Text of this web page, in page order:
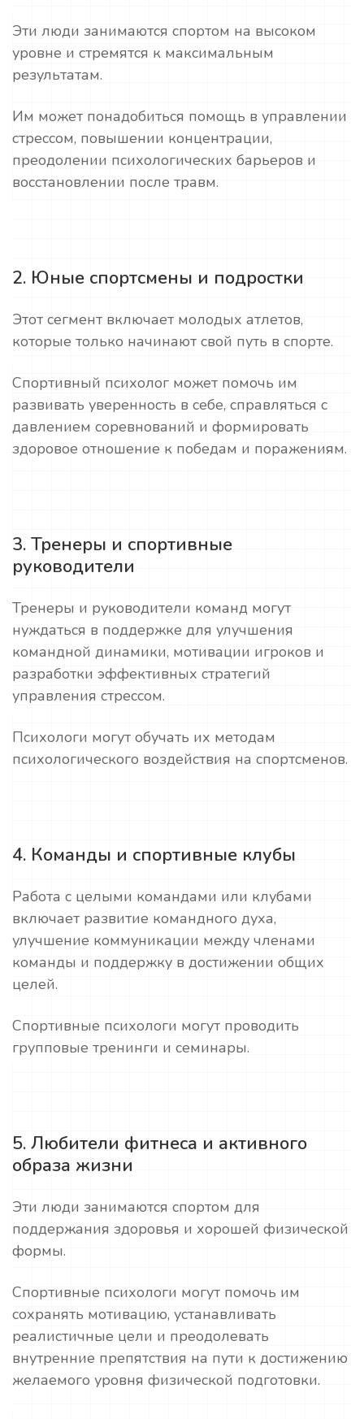
Эти люди занимаются спортом на высоком
уровне и стремятся к максимальным
результатам.
Им может понадобиться помощь в управлении
стрессом, повышении концентрации,
преодолении психологических барьеров и
восстановлении после травм.
2. Юные спортсмены и подростки
Этот сегмент включает молодых атлетов,
которые только начинают свой путь в спорте.
Спортивный психолог может помочь им
развивать уверенность в себе, справляться с
давлением соревнований и формировать
здоровое отношение к победам и поражениям.
3. Тренеры и спортивные
руководители
Тренеры и руководители команд могут
нуждаться в поддержке для улучшения
командной динамики, мотивации игроков и
разработки эффективных стратегий
управления стрессом.
Психологи могут обучать их методам
психологического воздействия на спортсменов.
4. Команды и спортивные клубы
Работа с целыми командами или клубами
включает развитие командного духа,
улучшение коммуникации между членами
команды и поддержку в достижении общих
целей.
Спортивные психологи могут проводить
групповые тренинги и семинары.
5. Любители фитнеса и активного
образа жизни
Эти люди занимаются спортом для
поддержания здоровья и хорошей физической
формы.
Спортивные психологи могут помочь им
сохранять мотивацию, устанавливать
реалистичные цели и преодолевать
внутренние препятствия на пути к достижению
желаемого уровня физической подготовки.